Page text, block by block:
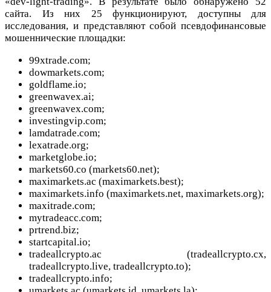
сайта. Из них 25 функционируют, доступны для
исследования, и представляют собой псевдофинансовые
мошеннические площадки:
99xtrade.com;
dowmarkets.com;
goldflame.io;
greenwavex.ai;
greenwavex.com;
investingvip.com;
lamdatrade.com;
lexatrade.org;
marketglobe.io;
markets60.co (markets60.net);
maximarkets.ac (maximarkets.best);
maximarkets.info (maximarkets.net, maximarkets.org);
maxitrade.com;
mytradeacc.com;
prtrend.biz;
startcapital.io;
tradeallcrypto.ac (tradeallcrypto.cx,
tradeallcrypto.live, tradeallcrypto.to);
tradeallcrypto.info;